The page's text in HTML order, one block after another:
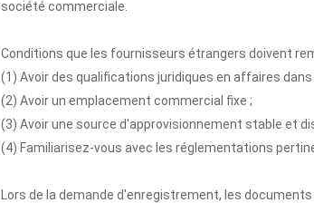
société commerciale.
Conditions que les fournisseurs étrangers doivent
(1) Avoir des qualifications juridiques en affaires
(2) Avoir un emplacement commercial fixe ;
(3) Avoir une source d'approvisionnement stable et
(4) Familiarisez-vous avec les réglementations
Lors de la demande d'enregistrement, les